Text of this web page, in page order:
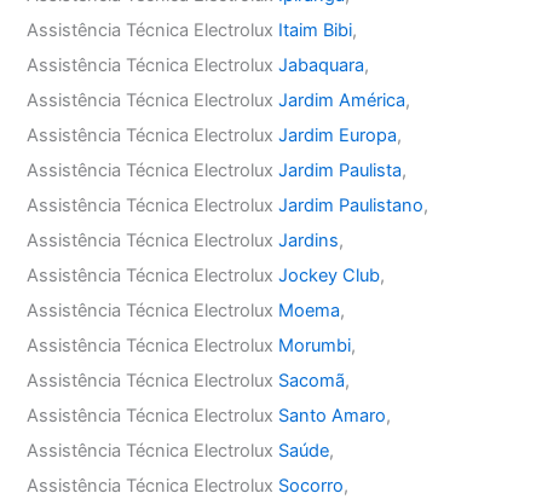
Assistência Técnica Electrolux Itaim Bibi,
Assistência Técnica ElectroluxJabaquara,
Assistência Técnica ElectroluxJardim América,
Assistência Técnica ElectroluxJardim Europa,
Assistência Técnica ElectroluxJardim Paulista,
Assistência Técnica ElectroluxJardim Paulistano,
Assistência Técnica ElectroluxJardins,
Assistência Técnica ElectroluxJockey Club,
Assistência Técnica Electrolux Moema,
Assistência Técnica Electrolux Morumbi,
Assistência Técnica Electrolux Sacomã,
Assistência Técnica Electrolux Santo Amaro,
Assistência Técnica Electrolux Saúde,
Assistência Técnica Electrolux Socorro,